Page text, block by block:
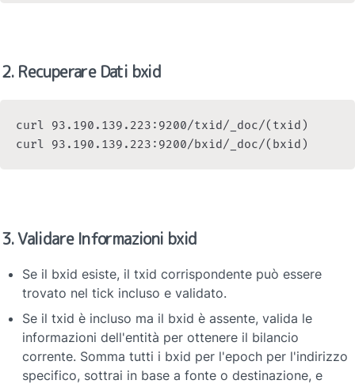
2. Recuperare Dati bxid
curl 93.190.139.223:9200/txid/_doc/(txid)
3. Validare Informazioni bxid
Se il bxid esiste, il txid corrispondente può essere
trovato nel tick incluso e validato.
Se il txid è incluso ma il bxid è assente, valida le
informazioni dell'entità per ottenere il bilancio
corrente. Somma tutti i bxid per l'epoch per l'indirizzo
specifico, sottrai in base a fonte o destinazione, e